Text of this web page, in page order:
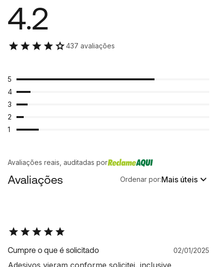
4.2
437 avaliações
5
4
3
2
1
Avaliações reais, auditadas por
Avaliações Ordenar por:Mais úteis
Cumpre o que é solicitado 02/01/2025